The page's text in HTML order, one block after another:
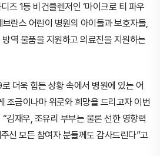
즈 1등 비건클렌저인 ‘마이크로 티 파우
란스 어린이 병원의 아이들과 보호자들,
역 물품을 지원하고 의료진을 지원하는
더욱 힘든 상황 속에서 병원에 있는 어
조금이나마 위로와 희망을 드리고자 이번
김재우, 조유리 부부는 물론 선한 영향력
신 모든 참여자 분들께도 감사드린다”고